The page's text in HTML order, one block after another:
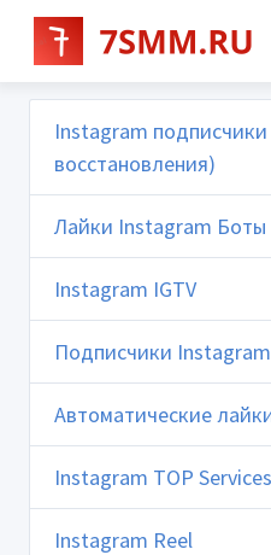
Instagram
восстановления)
Лайки Instagram Боты
Instagram IGTV
Подписчики Instagram
Автоматические
Instagram TOP
Instagram Reel